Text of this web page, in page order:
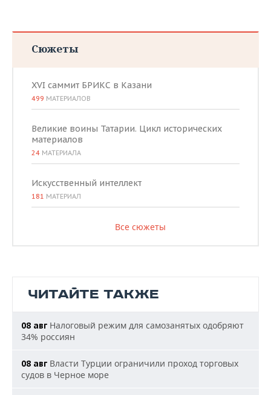
Сюжеты
XVI саммит БРИКС в Казани
499 МАТЕРИАЛОВ
Великие воины Татарии. Цикл исторических
материалов
24 МАТЕРИАЛА
Искусственный интеллект
181 МАТЕРИАЛ
Все сюжеты
ЧИТАЙТЕ ТАКЖЕ
08 авг Налоговый режим для самозанятых одобряют
34% россиян
08 авг Власти Турции ограничили проход торговых
судов в Черное море